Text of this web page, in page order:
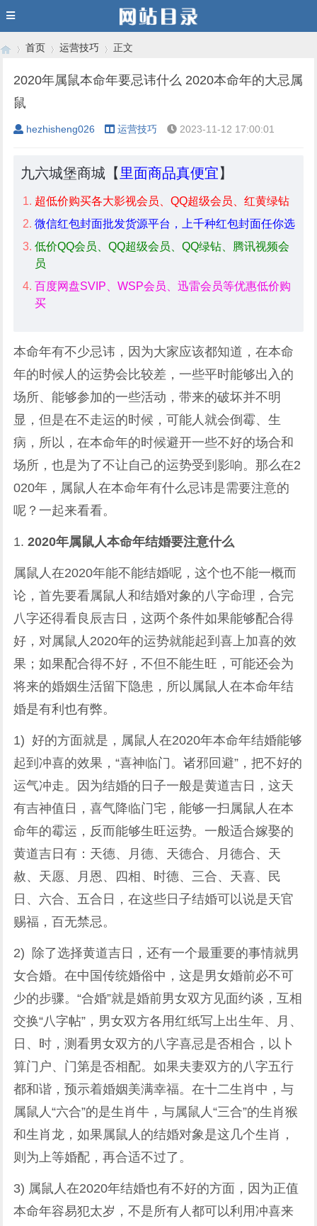
首页 运营技巧 正文
2020年属鼠本命年要忌讳什么 2020本命年的大忌属
鼠
hezhisheng026 运营技巧 2023-11-12 17:00:01
九六城堡商城【 里面商品真便宜】
超低价购买各大影视会员、QQ超级会员、红黄绿钻
微信红包封面批发货源平台，上千种红包封面任你选
低价QQ会员、QQ超级会员、QQ绿钻、腾讯视频会
员
百度网盘SVIP、WSP会员、迅雷会员等优惠低价购
买
本命年有不少忌讳，因为大家应该都知道，在本命
年的时候人的运势会比较差，一些平时能够出入的
场所、能够参加的一些活动，带来的破坏并不明
显，但是在不走运的时候，可能人就会倒霉、生
病，所以，在本命年的时候避开一些不好的场合和
场所，也是为了不让自己的运势受到影响。那么在2
020年，属鼠人在本命年有什么忌讳是需要注意的
呢？一起来看看。
1.2020年属鼠人本命年结婚要注意什么
属鼠人在2020年能不能结婚呢，这个也不能一概而
论，首先要看属鼠人和结婚对象的八字命理，合完
八字还得看良辰吉日，这两个条件如果能够配合得
好，对属鼠人2020年的运势就能起到喜上加喜的效
果；如果配合得不好，不但不能生旺，可能还会为
将来的婚姻生活留下隐患，所以属鼠人在本命年结
婚是有利也有弊。
1) 好的方面就是，属鼠人在2020年本命年结婚能够
起到冲喜的效果，“喜神临门。诸邪回避”，把不好的
运气冲走。因为结婚的日子一般是黄道吉日，这天
有吉神值日，喜气降临门宅，能够一扫属鼠人在本
命年的霉运，反而能够生旺运势。一般适合嫁娶的
黄道吉日有：天德、月德、天德合、月德合、天
赦、天愿、月恩、四相、时德、三合、天喜、民
日、六合、五合日，在这些日子结婚可以说是天官
赐福，百无禁忌。
2) 除了选择黄道吉日，还有一个最重要的事情就男
女合婚。在中国传统婚俗中，这是男女婚前必不可
少的步骤。“合婚”就是婚前男女双方见面约谈，互相
交换“八字帖”，男女双方各用红纸写上出生年、月、
日、时，测看男女双方的八字喜忌是否相合，以卜
算门户、门第是否相配。如果夫妻双方的八字五行
都和谐，预示着婚姻美满幸福。在十二生肖中，与
属鼠人“六合”的是生肖牛，与属鼠人“三合”的生肖猴
和生肖龙，如果属鼠人的结婚对象是这几个生肖，
则为上等婚配，再合适不过了。
3) 属鼠人在2020年结婚也有不好的方面，因为正值
本命年容易犯太岁，不是所有人都可以利用冲喜来